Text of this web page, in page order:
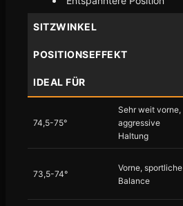
SITZWINKEL
POSITIONSEFFEKT
IDEAL FÜR
74,5-75°
Sehr weit vorne,
aggressive
Haltung
73,5-74°
Vorne, sportliche
Balance